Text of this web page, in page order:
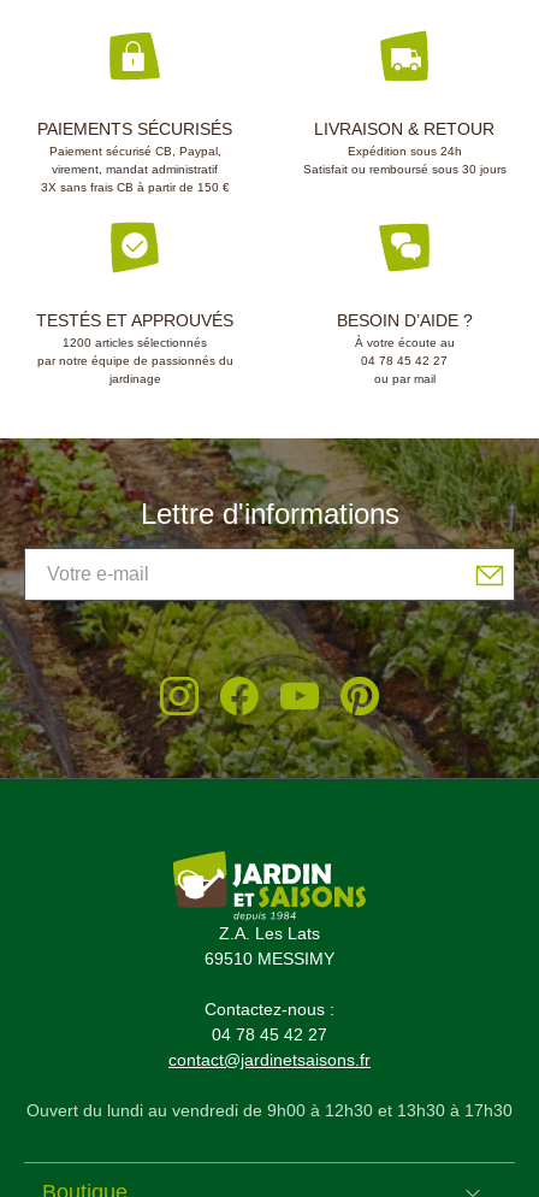
PAIEMENTS SÉCURISÉS
Paiement sécurisé CB, Paypal,
virement, mandat administratif
3X sans frais CB à partir de 150 €
LIVRAISON & RETOUR
Expédition sous 24h
Satisfait ou remboursé sous 30 jours
TESTÉS ET APPROUVÉS
1200 articles sélectionnés
par notre équipe de passionnés du
jardinage
BESOIN D’AIDE ?
À votre écoute au
04 78 45 42 27
ou par mail
Lettre d'informations
Z.A. Les Lats
69510 MESSIMY
Contactez-nous :
04 78 45 42 27
contact@jardinetsaisons.fr
Ouvert du lundi au vendredi de 9h00 à 12h30 et 13h30 à 17h30